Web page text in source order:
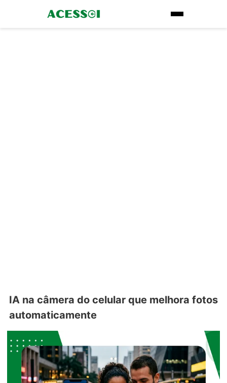
IA na câmera do celular que melhora fotos
automaticamente